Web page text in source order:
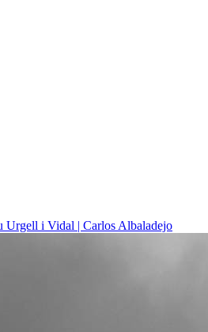
Urgell i Vidal | Carlos Albaladejo